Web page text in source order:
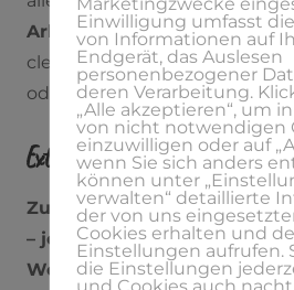
Arbeiten als Freiberufler
clever auchverschiedene
oder Einkommensströme
Extras
Zudem wird es auch zu
– je nach Thema – ein
Worksheet mit den
Einwilligung umfasst
von Informationen auf
Endgerät, das Auslesen
personenbezogener
deren Verarbeitung.
„Alle akzeptieren“, um
von nicht notwendigen
einzuwilligen oder auf
wenn Sie sich anders
können unter
verwalten“ detaillierte
der von uns
Cookies erhalten und
Einstellungen aufrufen.
die Einstellungen